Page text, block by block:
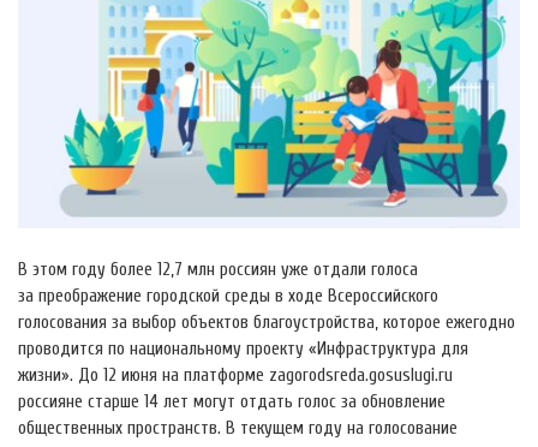
В этом году более 12,7 млн россиян уже отдали голоса
за преображение городской среды в ходе Всероссийского
голосования за выбор объектов благоустройства, которое ежегодно
проводится по национальному проекту «Инфраструктура для
жизни». До 12 июня на платформе zagorodsreda.gosuslugi.ru
россияне старше 14 лет могут отдать голос за обновление
общественных пространств. В текущем году на голосование